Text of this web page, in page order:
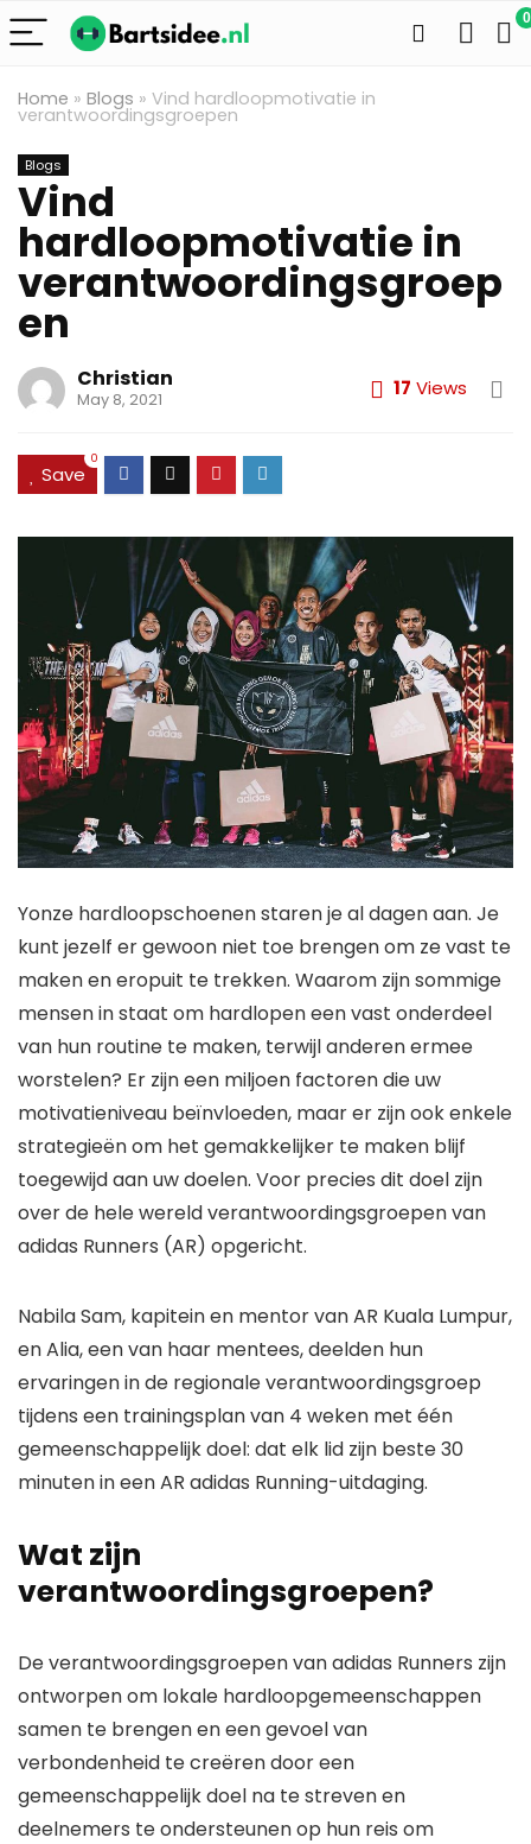
0
Home » Blogs » Vind hardloopmotivatie in
verantwoordingsgroepen
Blogs
Vind
hardloopmotivatie in
verantwoordingsgroep
en
Christian
May 8, 2021 17 Views
Save
0
Yonze hardloopschoenen staren je al dagen aan. Je
kunt jezelf er gewoon niet toe brengen om ze vast te
maken en eropuit te trekken. Waarom zijn sommige
mensen in staat om hardlopen een vast onderdeel
van hun routine te maken, terwijl anderen ermee
worstelen? Er zijn een miljoen factoren die uw
motivatieniveau beïnvloeden, maar er zijn ook enkele
strategieën om het gemakkelijker te maken blijf
toegewijd aan uw doelen. Voor precies dit doel zijn
over de hele wereld verantwoordingsgroepen van
adidas Runners (AR) opgericht.
Nabila Sam, kapitein en mentor van AR Kuala Lumpur,
en Alia, een van haar mentees, deelden hun
ervaringen in de regionale verantwoordingsgroep
tijdens een trainingsplan van 4 weken met één
gemeenschappelijk doel: dat elk lid zijn beste 30
minuten in een AR adidas Running-uitdaging.
Wat zijn
verantwoordingsgroepen?
De verantwoordingsgroepen van adidas Runners zijn
ontworpen om lokale hardloopgemeenschappen
samen te brengen en een gevoel van
verbondenheid te creëren door een
gemeenschappelijk doel na te streven en
deelnemers te ondersteunen op hun reis om